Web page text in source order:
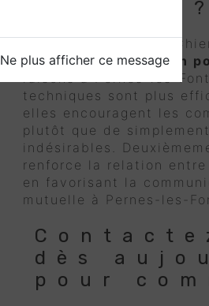
Ne plus afficher ce message
cruciale?
Chez Le Champ des
méthodes d' éducation
raisons à Pernes-les-
techniques sont plus
elles encouragent les
plutôt que de
indésirables.
renforce la relation
en favorisant la
mutuelle à Pernes-les-
dès
pour